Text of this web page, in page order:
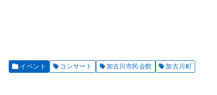
イベント コンサート 加古川市民会館 加古川町